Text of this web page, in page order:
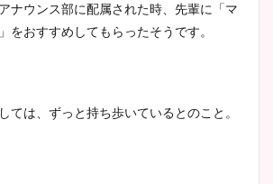
ナウンス部に配属された時、先輩に「マ
をおすすめしてもらったそうです。
ては、ずっと持ち歩いているとのこと。